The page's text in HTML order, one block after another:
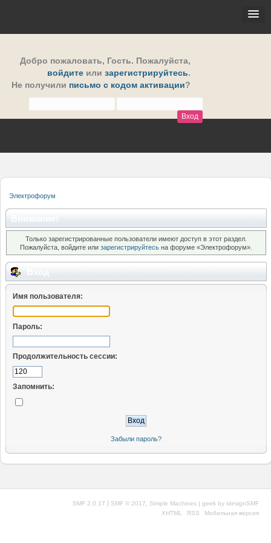
Добро пожаловать, Гость. Пожалуйста,
войдите или зарегистрируйтесь.
Не получили письмо с кодом активации?
Электрофорум
Только зарегистрированные пользователи имеют доступ в этот раздел.
Пожалуйста, войдите или зарегистрируйтесь на форуме «Электрофорум».
Имя пользователя:
Пароль:
Продолжительность сессии:
Запомнить:
Забыли пароль?
SMF 2.0.17 SMF © 2017, Simple Machines | geek by idesignSMF
XHTML
RSS Мобильная версия